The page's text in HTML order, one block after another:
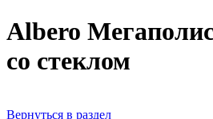
Albero
со стеклом
Вернуться в раздел